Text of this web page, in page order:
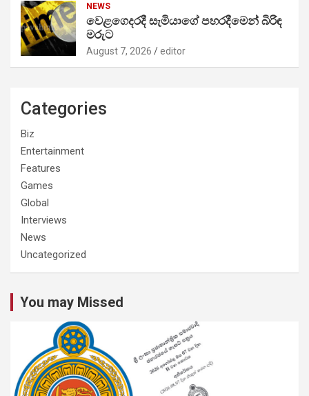
NEWS
වෙළගෙදරදී සැමියාගේ පහරදීමෙන් බිරිඳ
මරුට
August 7, 2026 editor
Categories
Biz
Entertainment
Features
Games
Global
Interviews
News
Uncategorized
You may Missed